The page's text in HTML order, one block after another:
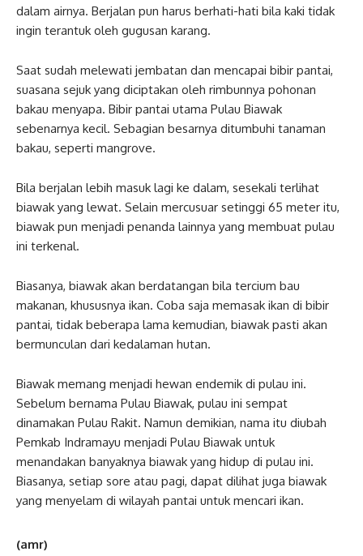
dalam airnya. Berjalan pun harus berhati-hati bila kaki tidak
ingin terantuk oleh gugusan karang.
Saat sudah melewati jembatan dan mencapai bibir pantai,
suasana sejuk yang diciptakan oleh rimbunnya pohonan
bakau menyapa. Bibir pantai utama Pulau Biawak
sebenarnya kecil. Sebagian besarnya ditumbuhi tanaman
bakau, seperti mangrove.
Bila berjalan lebih masuk lagi ke dalam, sesekali terlihat
biawak yang lewat. Selain mercusuar setinggi 65 meter itu,
biawak pun menjadi penanda lainnya yang membuat pulau
ini terkenal.
Biasanya, biawak akan berdatangan bila tercium bau
makanan, khususnya ikan. Coba saja memasak ikan di bibir
pantai, tidak beberapa lama kemudian, biawak pasti akan
bermunculan dari kedalaman hutan.
Biawak memang menjadi hewan endemik di pulau ini.
Sebelum bernama Pulau Biawak, pulau ini sempat
dinamakan Pulau Rakit. Namun demikian, nama itu diubah
Pemkab Indramayu menjadi Pulau Biawak untuk
menandakan banyaknya biawak yang hidup di pulau ini.
Biasanya, setiap sore atau pagi, dapat dilihat juga biawak
yang menyelam di wilayah pantai untuk mencari ikan.
(amr)